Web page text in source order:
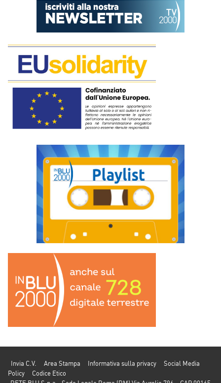
Invia C.V. Area Stampa Informativa sulla privacy
Social Media
Policy
Codice Etico